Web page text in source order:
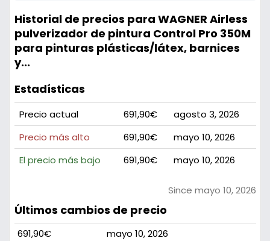
Historial de precios para WAGNER Airless
pulverizador de pintura Control Pro 350M
para pinturas plásticas/látex, barnices
y...
Estadísticas
Precio actual 691,90€
agosto 3, 2026
Precio más alto
691,90€
mayo 10, 2026
El precio más bajo
691,90€ mayo 10, 2026
Since mayo 10, 2026
Últimos cambios de precio
691,90€ mayo 10, 2026